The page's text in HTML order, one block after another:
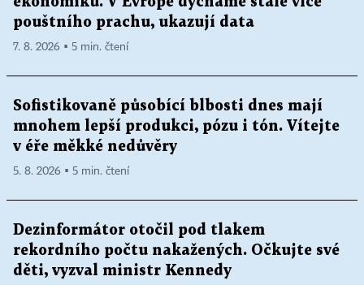
pouštního prachu, ukazují data
7. 8. 2026 ▪ 5 min. čtení
Sofistikovaně působící blbosti dnes mají
mnohem lepší produkci, pózu i tón. Vítejte
v éře měkké nedůvěry
5. 8. 2026 ▪ 5 min. čtení
Dezinformátor otočil pod tlakem
rekordního počtu nakažených. Očkujte své
děti, vyzval ministr Kennedy